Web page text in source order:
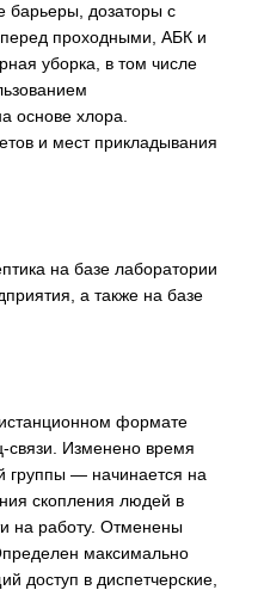
барьеры, дозаторы с
проходными, АБК и
уборка, в том числе
основе хлора.
и мест прикладывания
на базе лаборатории
а также на базе
формате
связи. Изменено время
группы — начинается на
скопления людей в
на работу. Отменены
максимально
доступ в диспетчерские,